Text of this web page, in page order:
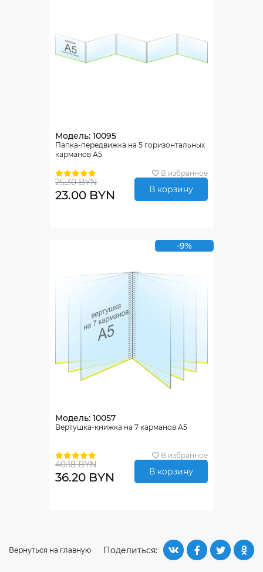
Модель: 10095
Папка-передвижка на 5 горизонтальных
карманов А5
В избранное
25.30 BYN
23.00 BYN В корзину
-9%
Модель: 10057
Вертушка-книжка на 7 карманов А5
В избранное
40.18 BYN
36.20 BYN В корзину
Поделиться:
Вернуться на главную